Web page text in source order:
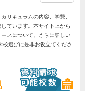
リキュラムの内容、学費、
ています。本サイト上から
スについて、さらに詳しい
選びに是非お役立てくださ